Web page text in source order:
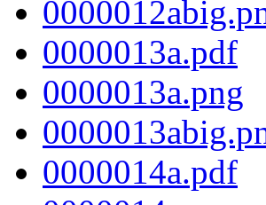
0000013a.pdf
0000013a.png
0000014a.pdf